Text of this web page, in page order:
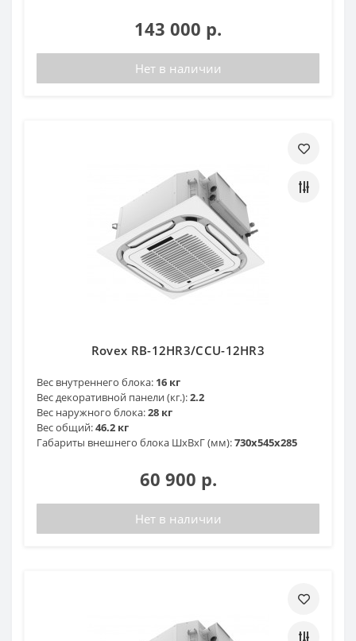
143 000 р.
Нет в наличии
Rovex RB-12HR3/CCU-12HR3
Вес внутреннего блока: 16 кг
Вес декоративной панели (кг.):2.2
Вес наружного блока:28 кг
Вес общий:46.2 кг
Габариты внешнего блока ШхВхГ (мм):730х545х285
60 900 р.
Нет в наличии